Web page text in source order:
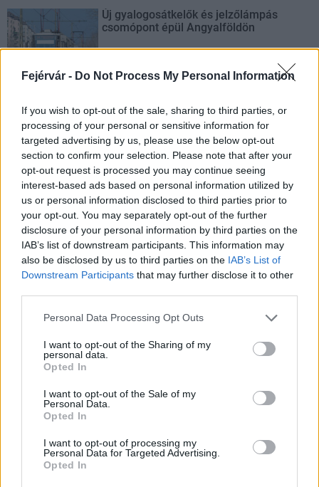
Fejérvár - Do Not Process My Personal Information
If you wish to opt-out of the sale, sharing to third parties, or
processing of your personal or sensitive information for
targeted advertising by us, please use the below opt-out
section to confirm your selection. Please note that after your
opt-out request is processed you may continue seeing
interest-based ads based on personal information utilized by
us or personal information disclosed to third parties prior to
your opt-out. You may separately opt-out of the further
disclosure of your personal information by third parties on the
IAB’s list of downstream participants. This information may
also be disclosed by us to third parties on the IAB’s List of
Downstream Participants that may further disclose it to other
Please note that this website/app uses one or more Google
not limited to your visit or usage behaviour. You may click to
grant or deny consent to Google and its third-party tags to
use your data for below specified purposes in below Google
consent section.
Personal Data Processing Opt Outs
I want to opt-out of the Sharing of my
personal data.
Opted In
I want to opt-out of the Sale of my
Personal Data.
Opted In
I want to opt-out of processing my
Personal Data for Targeted Advertising.
Opted In
Új gyalogosátkelők és jelzőlámpás
csomópont épül Angyalföldön
Hódmezővásárhely jó hírű református
iskoláját
AJÁNLJUK MÉG
Helyi hírek
Fáklyafényben tárul fel Székesfehérvár történelmi
Országos hírek